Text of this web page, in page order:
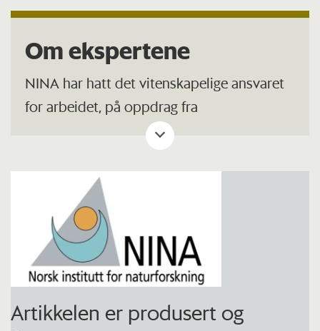
Om ekspertene
NINA har hatt det vitenskapelige ansvaret
for arbeidet, på oppdrag fra
I tillegg til Anders Lyngstad på våtmark, har
NINA-forskerne Nina E. Eide og Ann Kristin
Schartau hatt hovedansvaret for
henholdsvis fjell og ferskvann.
En faggruppe som består av eksperter på
institutt for bioøkonomi (NIBIO) og Norsk
Artikkelen er produsert og